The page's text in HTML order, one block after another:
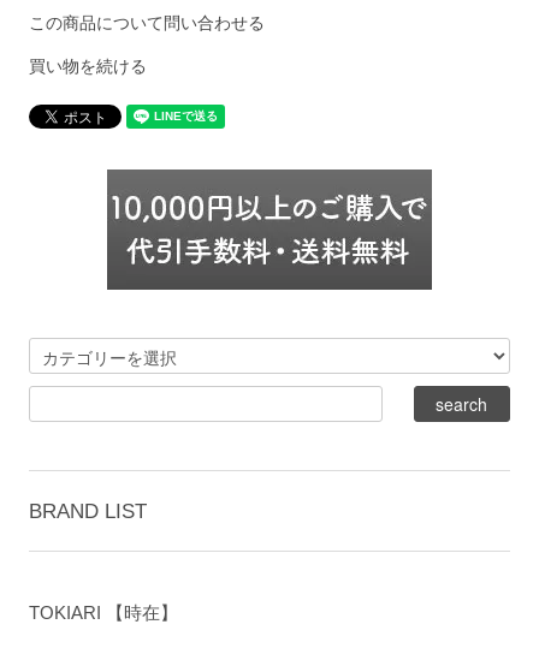
この商品について問い合わせる
買い物を続ける
BRAND LIST
TOKIARI 【時在】